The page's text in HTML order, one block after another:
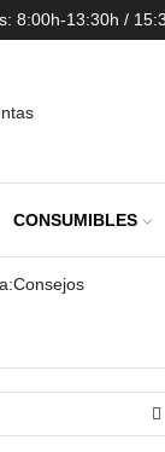
8:00h-13:30h /
CONSUMIBLES